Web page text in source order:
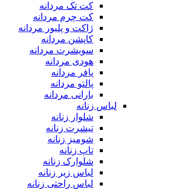
کت تک مردانه
کت چرم مردانه
ژاکت و پلیور مردانه
کاپشن مردانه
سویشرت مردانه
هودی مردانه
پافر مردانه
پالتو مردانه
بارانی مردانه
لباس زنانه
شلوار زنانه
تیشرت زنانه
شومیز زنانه
تاپ زنانه
شلوارک زنانه
لباس زیر زنانه
لباس راحتی زنانه